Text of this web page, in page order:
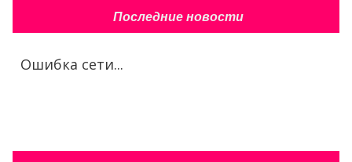
Последние новости
Ошибка сети...